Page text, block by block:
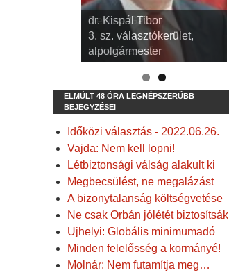
dr. Kispál Tibor
3. sz. választókerület,
alpolgármester
Devosa Gábor
9. sz. választókerület,
frakcióvezető
ELMÚLT 48 ÓRA LEGNÉPSZERŰBB
BEJEGYZÉSEI
Időközi választás - 2022.06.26.
Vajda: Nem kell lopni!
Létbiztonsági válság alakult ki
Megbecsülést, ne megalázást
A bizonytalanság költségvetése
Ne csak Orbán jólétét biztosítsák
Ujhelyi: Globális minimumadó
Minden felelősség a kormányé!
Molnár: Nem futamítja meg…